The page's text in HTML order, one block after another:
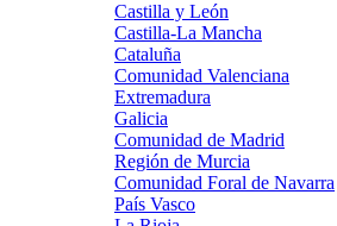
Castilla y León
Castilla-La Mancha
Cataluña
Comunidad Valenciana
Extremadura
Galicia
Comunidad de Madrid
Región de Murcia
Comunidad Foral de Navarra
País Vasco